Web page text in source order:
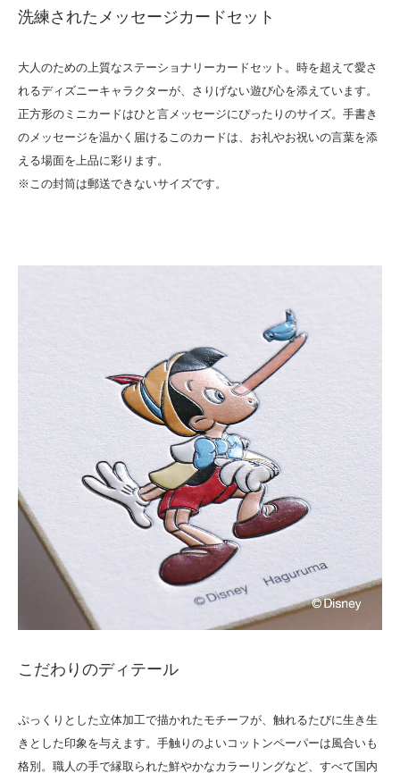
洗練されたメッセージカードセット
大人のための上質なステーショナリーカードセット。時を超えて愛さ
れるディズニーキャラクターが、さりげない遊び心を添えています。
正方形のミニカードはひと言メッセージにぴったりのサイズ。手書き
のメッセージを温かく届けるこのカードは、お礼やお祝いの言葉を添
える場面を上品に彩ります。
※この封筒は郵送できないサイズです。
こだわりのディテール
ぷっくりとした立体加工で描かれたモチーフが、触れるたびに生き生
きとした印象を与えます。手触りのよいコットンペーパーは風合いも
格別。職人の手で縁取られた鮮やかなカラーリングなど、すべて国内